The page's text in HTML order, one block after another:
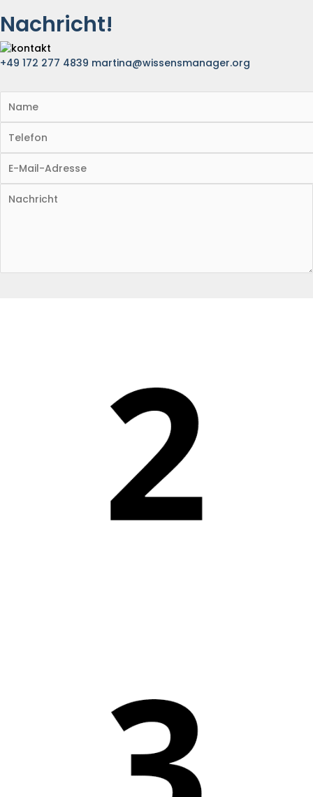
Nachricht!
+49 172 277 4839 martina@wissensmanager.org